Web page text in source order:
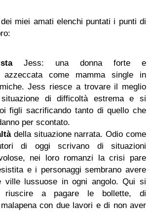
miei amati elenchi puntati i punti di
Jess: una donna forte e
azzeccata come mamma single in
Jess riesce a trovare il meglio
di difficoltà estrema e si
figli sacrificando tanto di quello che
per scontato.
della situazione narrata. Odio come
di oggi scrivano di situazioni
nei loro romanzi la crisi pare
e i personaggi sembrano avere
ville lussuose in ogni angolo. Qui si
a pagare le bollette, di
con due lavori e di non aver